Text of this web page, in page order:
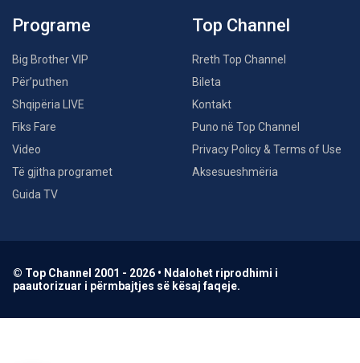
Programe
Big Brother VIP
Për’puthen
Shqipëria LIVE
Fiks Fare
Video
Të gjitha programet
Guida TV
Top Channel
Rreth Top Channel
Bileta
Kontakt
Puno në Top Channel
Privacy Policy & Terms of Use
Aksesueshmëria
© Top Channel 2001 - 2026 • Ndalohet riprodhimi i
paautorizuar i përmbajtjes së kësaj faqeje.